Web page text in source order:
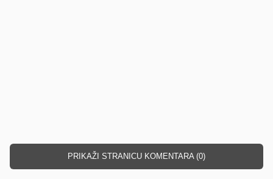
PRIKAŽI STRANICU KOMENTARA (0)